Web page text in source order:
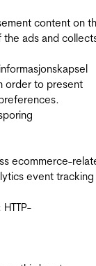
content on
ads and
order to present
ecommerce-
event tracking
HTTP-